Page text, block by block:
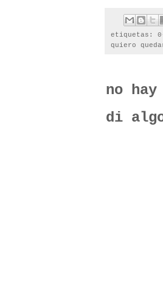
etiquetas:
quiero
no
di